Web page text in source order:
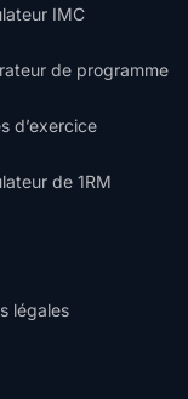
IMC
de programme
d’exercice
de 1RM
légales